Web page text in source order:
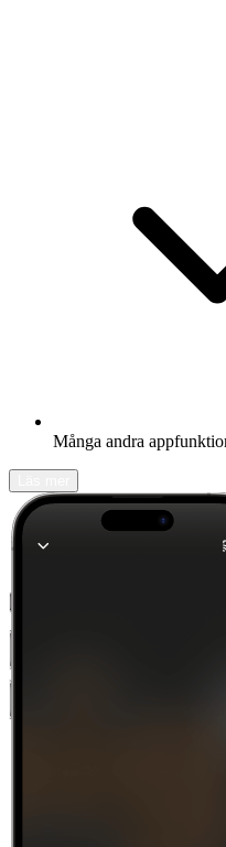
Många andra